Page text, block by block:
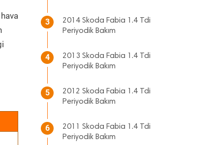
3
2014 Skoda Fabia 1.4 Tdi
Periyodik Bakım
4
2013 Skoda Fabia 1.4 Tdi
Periyodik Bakım
5
2012 Skoda Fabia 1.4 Tdi
Periyodik Bakım
6
2011 Skoda Fabia 1.4 Tdi
Periyodik Bakım